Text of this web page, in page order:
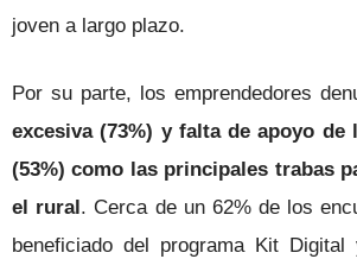
joven a largo plazo.
Por su parte, los emprendedores
excesiva (73%) y falta de apoyo de
(53%) como las principales trabas
el rural . Cerca de un 62% de los
beneficiado del programa Kit